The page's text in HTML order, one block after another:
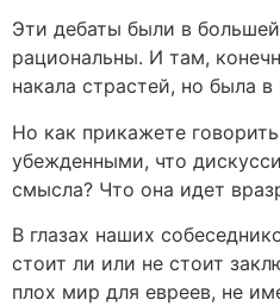
Эти дебаты были в
рациональны. И там,
накала страстей, но была в
Но как прикажете
убежденными, что
смысла? Что она идет
В глазах наших
стоит ли или не стоит
плох мир для евреев, не